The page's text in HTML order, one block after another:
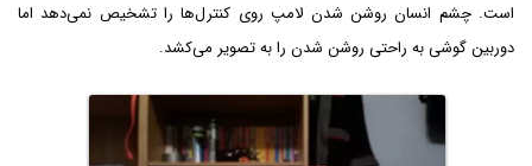
است. چشم انسان روشن شدن لامپ روی کنترل‌ها را تشخیص نمی‌دهد اما
دوربین گوشی به راحتی روشن شدن را به تصویر می‌کشد.